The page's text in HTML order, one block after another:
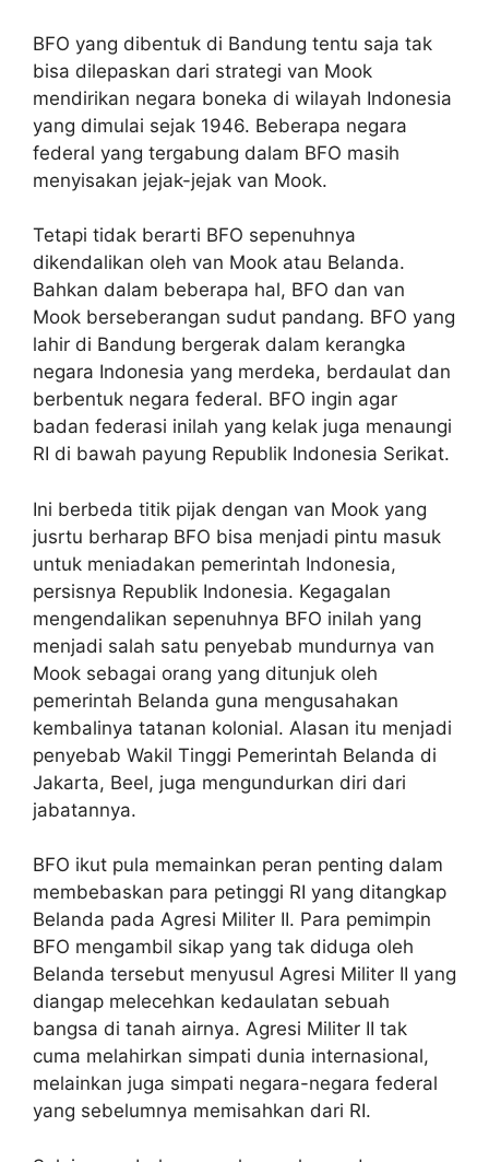
BFO yang dibentuk di Bandung tentu saja tak
bisa dilepaskan dari strategi van Mook
mendirikan negara boneka di wilayah Indonesia
yang dimulai sejak 1946. Beberapa negara
federal yang tergabung dalam BFO masih
menyisakan jejak-jejak van Mook.
Tetapi tidak berarti BFO sepenuhnya
dikendalikan oleh van Mook atau Belanda.
Bahkan dalam beberapa hal, BFO dan van
Mook berseberangan sudut pandang. BFO yang
lahir di Bandung bergerak dalam kerangka
negara Indonesia yang merdeka, berdaulat dan
berbentuk negara federal. BFO ingin agar
badan federasi inilah yang kelak juga menaungi
RI di bawah payung Republik Indonesia Serikat.
Ini berbeda titik pijak dengan van Mook yang
jusrtu berharap BFO bisa menjadi pintu masuk
untuk meniadakan pemerintah Indonesia,
persisnya Republik Indonesia. Kegagalan
mengendalikan sepenuhnya BFO inilah yang
menjadi salah satu penyebab mundurnya van
Mook sebagai orang yang ditunjuk oleh
pemerintah Belanda guna mengusahakan
kembalinya tatanan kolonial. Alasan itu menjadi
penyebab Wakil Tinggi Pemerintah Belanda di
Jakarta, Beel, juga mengundurkan diri dari
jabatannya.
BFO ikut pula memainkan peran penting dalam
membebaskan para petinggi RI yang ditangkap
Belanda pada Agresi Militer II. Para pemimpin
BFO mengambil sikap yang tak diduga oleh
Belanda tersebut menyusul Agresi Militer II yang
diangap melecehkan kedaulatan sebuah
bangsa di tanah airnya. Agresi Militer II tak
cuma melahirkan simpati dunia internasional,
melainkan juga simpati negara-negara federal
yang sebelumnya memisahkan dari RI.